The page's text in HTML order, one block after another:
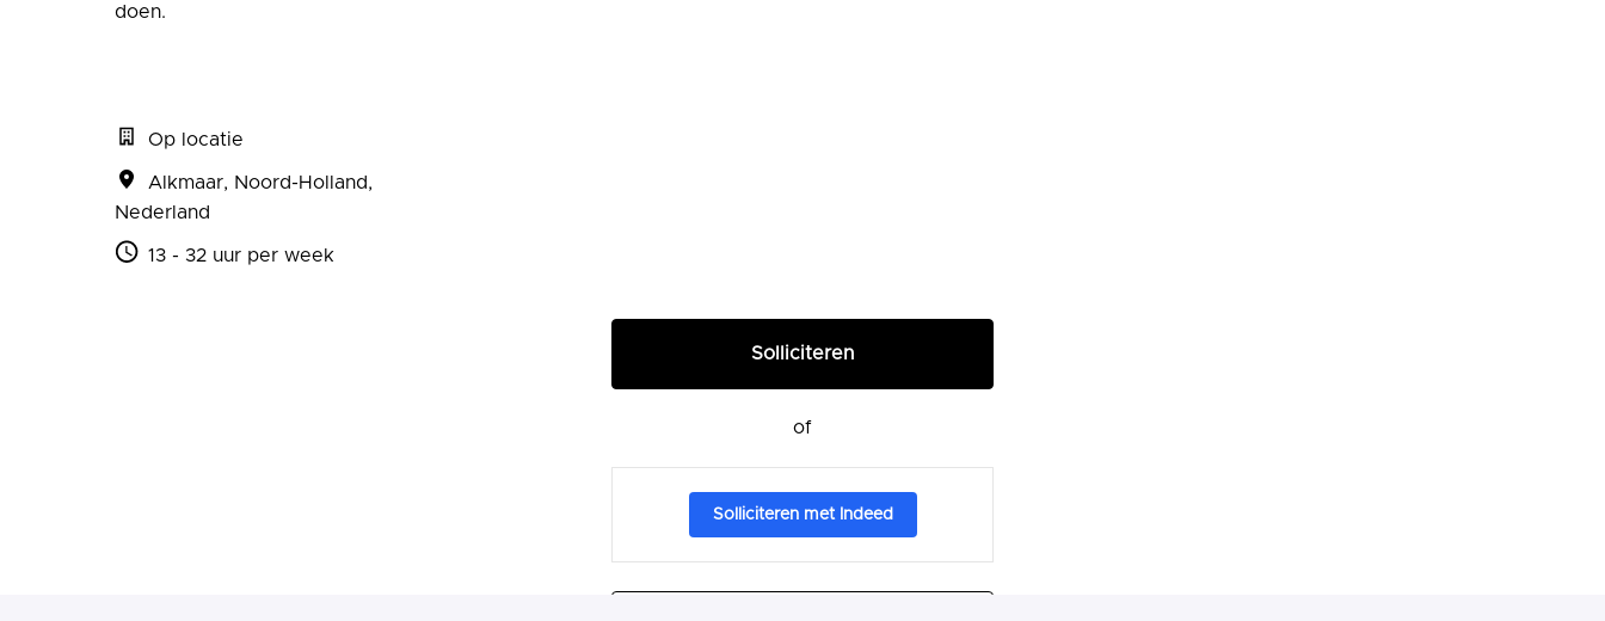
doen.
Op locatie
Alkmaar, Noord-Holland,
Nederland
13 - 32 uur per week
Solliciteren
of
Solliciteren met Indeed